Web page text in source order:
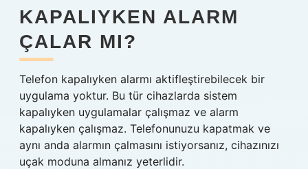
KAPALIYKEN ALARM
ÇALAR MI?
Telefon kapalıyken alarmı aktifleştirebilecek bir
uygulama yoktur. Bu tür cihazlarda sistem
kapalıyken uygulamalar çalışmaz ve alarm
kapalıyken çalışmaz. Telefonunuzu kapatmak ve
aynı anda alarmın çalmasını istiyorsanız, cihazınızı
uçak moduna almanız yeterlidir.